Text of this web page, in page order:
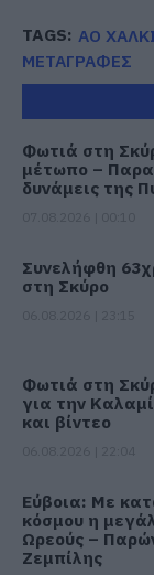
TAGS: ΑΟ
ΜΕΤΑΓΡΑΦΕΣ
Φωτιά στη
μέτωπο –
δυνάμεις της
Συνελήφθη
στη Σκύρο
Φωτιά στη
για την
και βίντεο
Εύβοια: Με
κόσμου η
Ωρεούς –
Ζεμπίλης